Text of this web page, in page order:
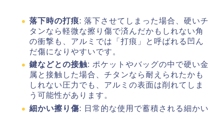
落下時の打痕: 落下させてしまった場合、硬いチ
タンなら軽微な擦り傷で済んだかもしれない角
の衝撃も、アルミでは「打痕」と呼ばれる凹ん
だ傷になりやすいです。
鍵などとの接触: ポケットやバッグの中で硬い金
属と接触した場合、チタンなら耐えられたかも
しれない圧力でも、アルミの表面は削れてしま
う可能性があります。
細かい擦り傷: 日常的な使用で蓄積される細かい